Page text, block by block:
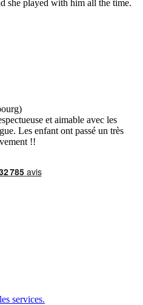
she played with him all the time.
et aimable avec les
Les enfant ont passé un très
!!
services.